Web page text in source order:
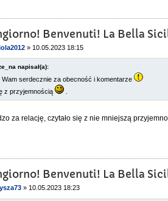
Benvenuti! La Bella
» 10.05.2023 18:15
napisał(a):
Wam serdecznie za obecność i komentarze
z przyjemnością
.
za relację, czytało się z nie mniejszą
Benvenuti! La Bella
» 10.05.2023 18:23